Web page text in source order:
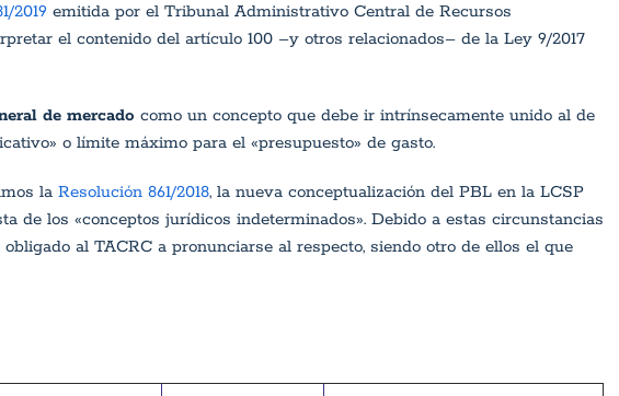
2019 emitida por el Tribunal Administrativo Central de Recursos
el contenido del artículo 100 –y otros relacionados– de la Ley 9/2017
de mercado como un concepto que debe ir intrínsecamente unido al de
o límite máximo para el «presupuesto» de gasto.
la Resolución 861/2018, la nueva conceptualización del PBL en la LCSP
de los «conceptos jurídicos indeterminados». Debido a estas circunstancias
obligado al TACRC a pronunciarse al respecto, siendo otro de ellos el que